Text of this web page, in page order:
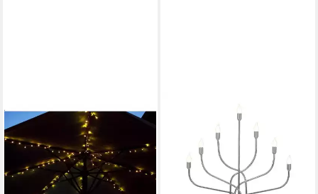
CO. KG
LED-Lichterkette 23874 LED
Sonnenschirm Lichterkette
160er warmweiß
29,99 € UVP 39,99 €